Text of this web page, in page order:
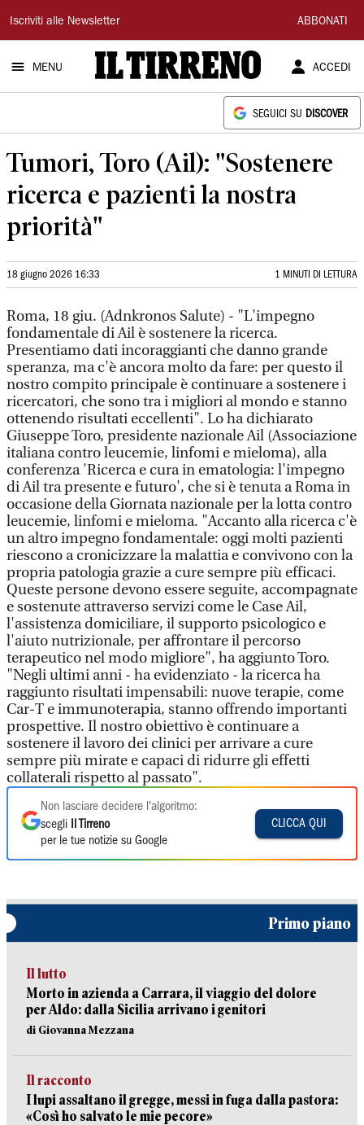
Il
Tirreno
Iscriviti alle Newsletter ABBONATI
MENU ACCEDI
SEGUICI SU DISCOVER
Tumori, Toro (Ail): "Sostenere
ricerca e pazienti la nostra
priorità"
18 giugno 2026 16:33 1 MINUTI DI LETTURA
Roma, 18 giu. (Adnkronos Salute) - "L'impegno
fondamentale di Ail è sostenere la ricerca.
Presentiamo dati incoraggianti che danno grande
speranza, ma c'è ancora molto da fare: per questo il
nostro compito principale è continuare a sostenere i
ricercatori, che sono tra i migliori al mondo e stanno
ottenendo risultati eccellenti". Lo ha dichiarato
Giuseppe Toro, presidente nazionale Ail (Associazione
italiana contro leucemie, linfomi e mieloma), alla
conferenza 'Ricerca e cura in ematologia: l'impegno
di Ail tra presente e futuro', che si è tenuta a Roma in
occasione della Giornata nazionale per la lotta contro
leucemie, linfomi e mieloma. "Accanto alla ricerca c'è
un altro impegno fondamentale: oggi molti pazienti
riescono a cronicizzare la malattia e convivono con la
propria patologia grazie a cure sempre più efficaci.
Queste persone devono essere seguite, accompagnate
e sostenute attraverso servizi come le Case Ail,
l'assistenza domiciliare, il supporto psicologico e
l'aiuto nutrizionale, per affrontare il percorso
terapeutico nel modo migliore", ha aggiunto Toro.
"Negli ultimi anni - ha evidenziato - la ricerca ha
raggiunto risultati impensabili: nuove terapie, come
Car-T e immunoterapia, stanno offrendo importanti
prospettive. Il nostro obiettivo è continuare a
sostenere il lavoro dei clinici per arrivare a cure
sempre più mirate e capaci di ridurre gli effetti
collaterali rispetto al passato".
Non lasciare decidere l'algoritmo:
scegli
Il Tirreno
per le tue notizie su Google
CLICCA QUI
Primo piano
Il lutto
Morto in azienda a Carrara, il viaggio del dolore
per Aldo: dalla Sicilia arrivano i genitori
di Giovanna Mezzana
Il racconto
I lupi assaltano il gregge, messi in fuga dalla pastora:
«Così ho salvato le mie pecore»